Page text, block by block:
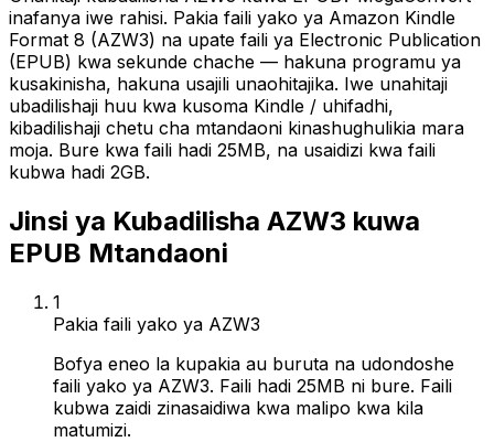
inafanya iwe rahisi. Pakia faili yako ya Amazon Kindle
Format 8 (AZW3) na upate faili ya Electronic Publication
(EPUB) kwa sekunde chache — hakuna programu ya
kusakinisha, hakuna usajili unaohitajika. Iwe unahitaji
ubadilishaji huu kwa kusoma Kindle / uhifadhi,
kibadilishaji chetu cha mtandaoni kinashughulikia mara
moja. Bure kwa faili hadi 25MB, na usaidizi kwa faili
kubwa hadi 2GB.
Jinsi ya Kubadilisha AZW3 kuwa
EPUB Mtandaoni
1
Pakia faili yako ya AZW3
Bofya eneo la kupakia au buruta na udondoshe
faili yako ya AZW3. Faili hadi 25MB ni bure. Faili
kubwa zaidi zinasaidiwa kwa malipo kwa kila
matumizi.